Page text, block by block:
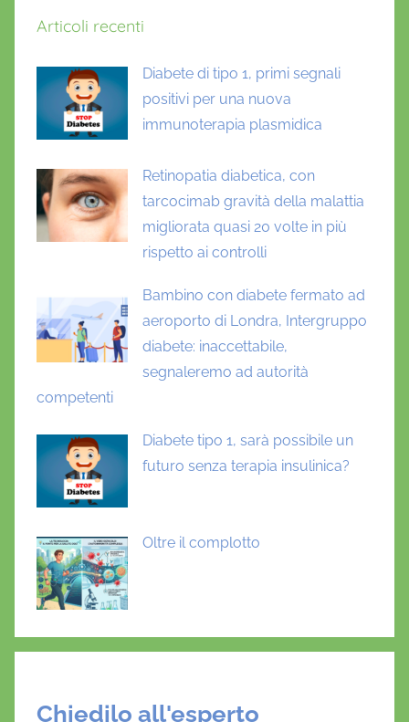
Articoli recenti
Diabete di tipo 1, primi segnali
positivi per una nuova
immunoterapia plasmidica
Retinopatia diabetica, con
tarcocimab gravità della malattia
migliorata quasi 20 volte in più
rispetto ai controlli
Bambino con diabete fermato ad
aeroporto di Londra, Intergruppo
diabete: inaccettabile,
segnaleremo ad autorità
competenti
Diabete tipo 1, sarà possibile un
futuro senza terapia insulinica?
Oltre il complotto
Chiedilo all'esperto